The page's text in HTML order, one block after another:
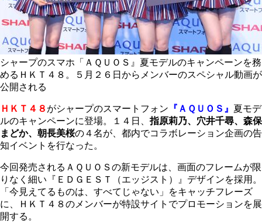
シャープのスマホ「ＡＱＵＯＳ』夏モデルのキャンペーンを務
めるＨＫＴ４８。５月２６日からメンバーのスペシャル動画が
公開される
ＨＫＴ４８ がシャープのスマートフォン 『ＡＱＵＯＳ』 夏モデ
ルのキャンペーンに登場。１４日、指原莉乃、穴井千尋、森保
まどか、朝長美桜の４名が、都内でコラボレーション企画の告
知イベントを行なった。
今回発売されるＡＱＵＯＳの新モデルは、画面のフレームが限
りなく細い『ＥＤＧＥＳＴ（エッジスト）』デザインを採用。
「今見えてるものは、すべてじゃない」をキャッチフレーズ
に、ＨＫＴ４８のメンバーが特設サイトでプロモーションを展
開する。